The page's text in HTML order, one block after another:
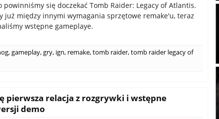
powinniśmy się doczekać Tomb Raider: Legacy of Atlantis.
już między innymi wymagania sprzętowe remake'u, teraz
wstępne gameplaye.
,gameplay,gry, ign, remake,tomb raider,tomb raider legacy of
pierwsza relacja z rozgrywki i wstępne
demo